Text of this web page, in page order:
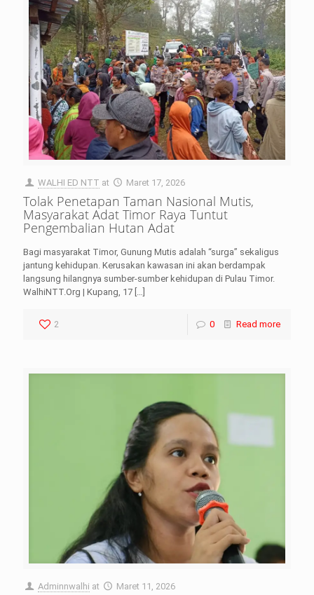
WALHI ED NTT at Maret 17, 2026
Tolak Penetapan Taman Nasional Mutis,
Masyarakat Adat Timor Raya Tuntut
Pengembalian Hutan Adat
Bagi masyarakat Timor, Gunung Mutis adalah “surga” sekaligus
jantung kehidupan. Kerusakan kawasan ini akan berdampak
langsung hilangnya sumber-sumber kehidupan di Pulau Timor.
WalhiNTT.Org | Kupang, 17 […]
2 0 Read more
Adminnwalhi at Maret 11, 2026